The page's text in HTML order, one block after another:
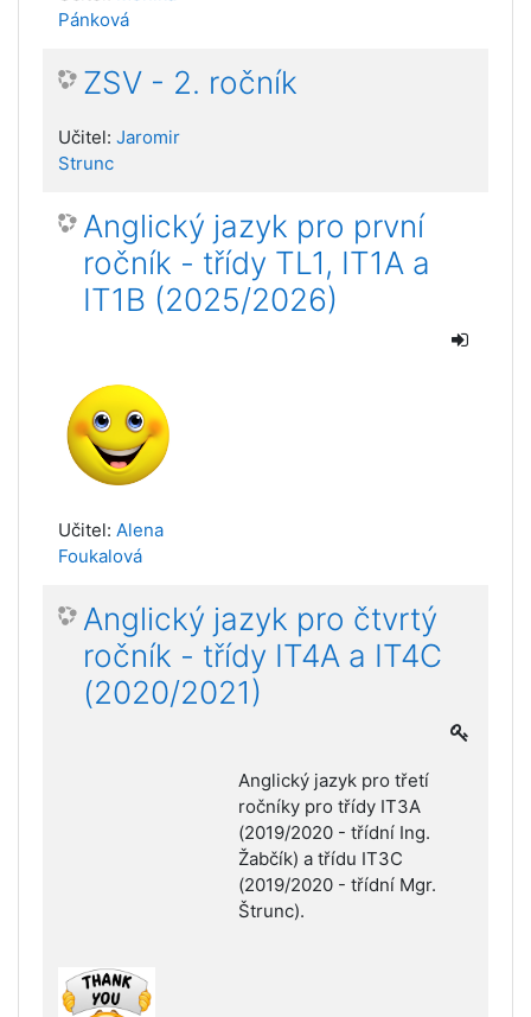
Pánková
ZSV - 2. ročník
Učitel: Jaromir
Strunc
Anglický jazyk pro první
ročník - třídy TL1, IT1A a
IT1B (2025/2026)
Učitel: Alena
Foukalová
Anglický jazyk pro čtvrtý
ročník - třídy IT4A a IT4C
(2020/2021)
Anglický jazyk pro třetí
ročníky pro třídy IT3A
(2019/2020 - třídní Ing.
Žabčík) a třídu IT3C
(2019/2020 - třídní Mgr.
Štrunc).